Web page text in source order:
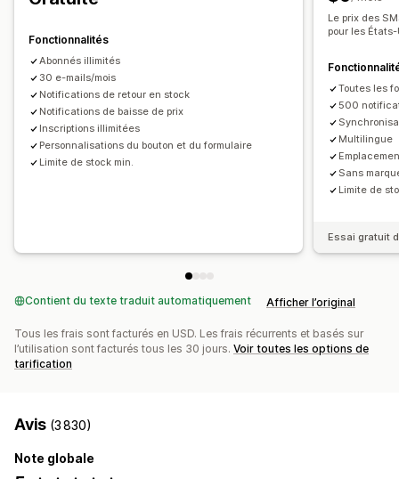
Rapports de performance
Fonctionnalités
Abonnés illimités
30 e-mails/mois
Notifications de retour en stock
Notifications de baisse de prix
Inscriptions illimitées
Personnalisations du bouton et du formulaire
Limite de stock min.
Le prix des
pour les
Toutes les
500
Multilingue
Sans
Limite de
Essai gratuit
Contient du texte traduit automatiquement Afficher l’original
Tous les frais sont facturés en USD. Les frais récurrents et basés sur
l’utilisation sont facturés tous les 30 jours. Voir toutes les options de
tarification
Avis (3 830)
Note globale